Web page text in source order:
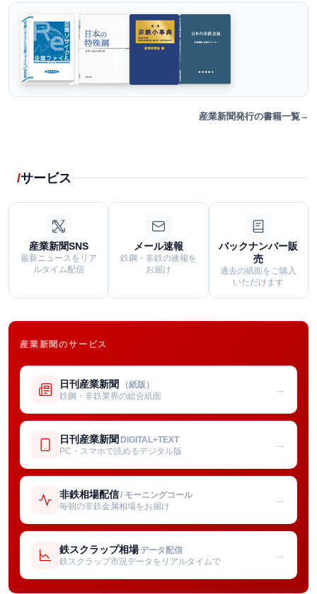
産業新聞発行の書籍一覧
サービス
産業新聞SNS
最新ニュースをリア
ルタイム配信
メール速報
鉄鋼・非鉄の速報を
お届け
バックナンバー販
売
過去の紙面をご購入
いただけます
産業新聞のサービス
日刊産業新聞 （紙版）
鉄鋼・非鉄業界の総合紙面
→
日刊産業新聞 DIGITAL+TEXT
PC・スマホで読めるデジタル版
→
非鉄相場配信/ モーニングコール
毎朝の非鉄金属相場をお届け
→
鉄スクラップ相場 データ配信
鉄スクラップ市況データをリアルタイムで
→